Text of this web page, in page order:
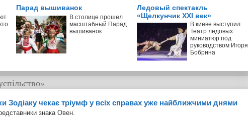
Парад вышиванок
В столице прошел
масштабный Парад
вышиванок
Ледовый спектакль
«Щелкунчик XXI век»
В киеве выступил
Театр ледовых
миниатюр под
руководством Игоря
Бобрина
Зодіаку чекає тріумф у всіх справах уже найближчими днями
знака Овен.